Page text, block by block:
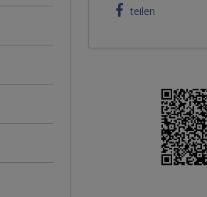
teilen